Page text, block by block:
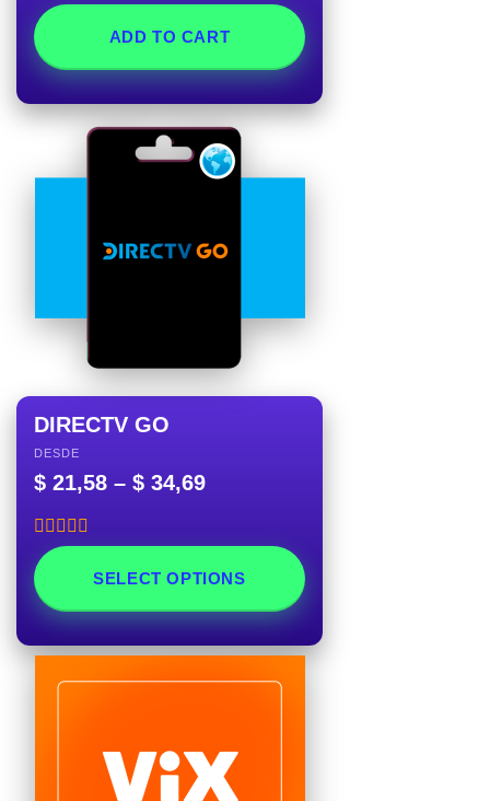
Rated5.00
out of 5
ADD TO CART
DIRECTV GO
DESDE
$ 21,58 – $ 34,69
Rated5.00
out of 5
SELECT OPTIONS